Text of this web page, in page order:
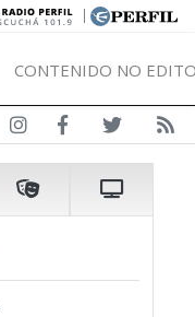
|
CONTENIDO NO